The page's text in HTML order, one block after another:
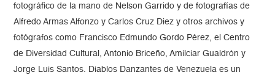
fotográfico de la mano de Nelson Garrido y de fotografías de
Alfredo Armas Alfonzo y Carlos Cruz Diez y otros archivos y
fotógrafos como Francisco Edmundo Gordo Pérez, el Centro
de Diversidad Cultural, Antonio Briceño, Amilciar Gualdrón y
Jorge Luis Santos. Diablos Danzantes de Venezuela es un